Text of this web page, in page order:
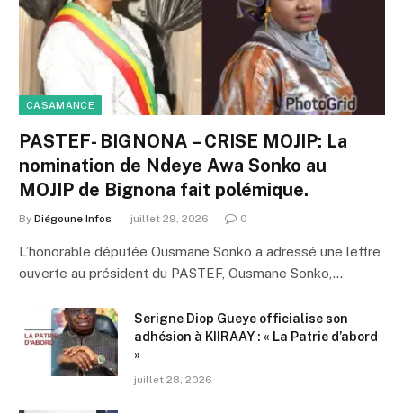
CASAMANCE
PASTEF- BIGNONA – CRISE MOJIP: La
nomination de Ndeye Awa Sonko au
MOJIP de Bignona fait polémique.
By Diégoune Infos juillet 29, 2026 0
L’honorable députée Ousmane Sonko a adressé une lettre
ouverte au président du PASTEF, Ousmane Sonko,…
Serigne Diop Gueye officialise son
adhésion à KIIRAAY : « La Patrie d’abord
»
juillet 28, 2026